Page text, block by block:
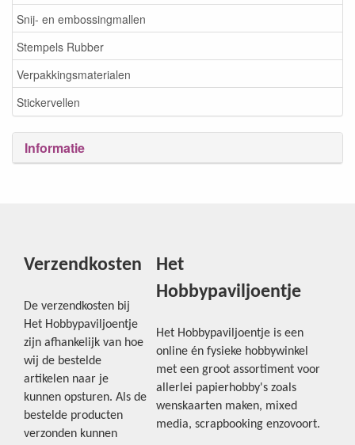
Snij- en embossingmallen
Stempels Rubber
Verpakkingsmaterialen
Stickervellen
Informatie
Verzendkosten
De verzendkosten bij
Het Hobbypaviljoentje
zijn afhankelijk van hoe
wij de bestelde
artikelen naar je
kunnen opsturen. Als de
bestelde producten
verzonden kunnen
Het
Hobbypaviljoentje
Het Hobbypaviljoentje is een
online én fysieke hobbywinkel
met een groot assortiment voor
allerlei papierhobby's zoals
wenskaarten maken, mixed
media, scrapbooking enzovoort.